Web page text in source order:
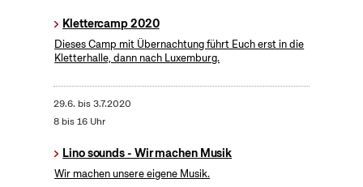
Klettercamp 2020
Dieses Camp mit Übernachtung führt Euch erst in die
Kletterhalle, dann nach Luxemburg.
29.6. bis3.7.2020
8 bis 16 Uhr
Lino sounds - Wir machen Musik
Wir machen unsere eigene Musik.